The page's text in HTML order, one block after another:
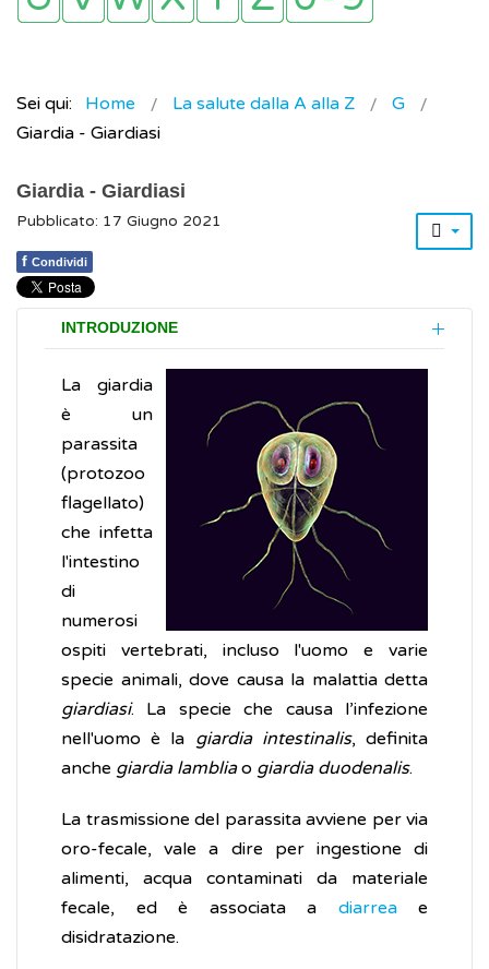
Sei qui: Home La salute dalla A alla Z
G
Giardia - Giardiasi
Giardia - Giardiasi
Pubblicato: 17 Giugno 2021
f Condividi
INTRODUZIONE
La giardia
è un
parassita
(protozoo
flagellato)
che infetta
l'intestino
di
numerosi
ospiti vertebrati, incluso l'uomo e varie
specie animali, dove causa la malattia detta
giardiasi. La specie che causa l’infezione
nell'uomo è la giardia intestinalis, definita
anche giardia lambliao giardia duodenalis.
La trasmissione del parassita avviene per via
oro-fecale, vale a dire per ingestione di
alimenti, acqua contaminati da materiale
fecale, ed è associata a diarrea e
disidratazione.